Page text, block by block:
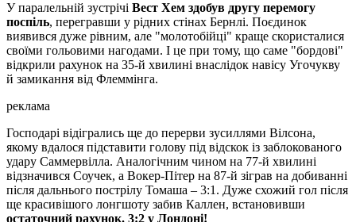
У паралельній зустрічі Вест Хем здобув другу перемогу
поспіль, перегравши у рідних стінах Бернлі. Поєдинок
виявився дуже рівним, але "молотобійці" краще скористалися
своїми гольовими нагодами. І це при тому, що саме "бордові"
відкрили рахунок на 35-й хвилині внаслідок навісу Угочукву
й замикання від Флеммінга.
реклама
Господарі відігрались ще до перерви зусиллями Вілсона,
якому вдалося підставити голову під відскок із заблокованого
удару Саммервілла. Аналогічним чином на 77-й хвилині
відзначився Соучек, а Вокер-Пітер на 87-й зіграв на добиванні
після дальнього пострілу Томаша – 3:1. Дуже схожий гол після
ще красивішого лонгшоту забив Каллен, встановивши
остаточний рахунок. 3:2 у Лондоні!